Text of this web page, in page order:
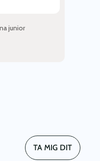
junior
TA MIG DIT